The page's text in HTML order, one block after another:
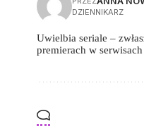
DZIENNIKARZ
Uwielbia seriale –
premierach w